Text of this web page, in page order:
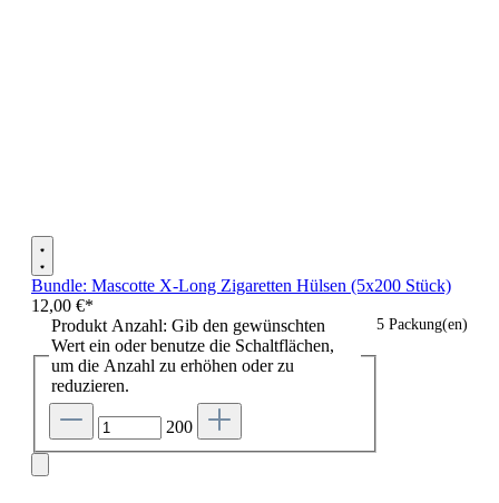
Bundle: Mascotte X-Long Zigaretten Hülsen (5x200 Stück)
12,00 €*
5 Packung(en)
Produkt Anzahl: Gib den gewünschten
Wert ein oder benutze die Schaltflächen,
um die Anzahl zu erhöhen oder zu
reduzieren.
200